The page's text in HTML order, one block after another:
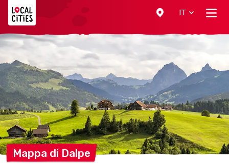
IT
Mappa di Dalpe